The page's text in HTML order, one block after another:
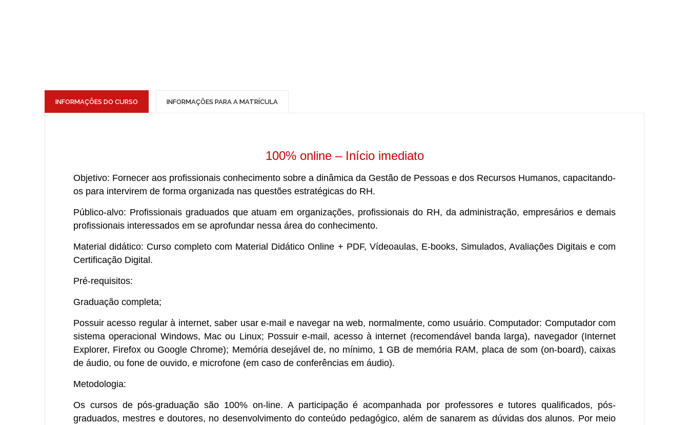
INFORMAÇÕES DO CURSO INFORMAÇÕES PARA A MATRÍCULA
100% online – Início imediato
Objetivo: Fornecer aos profissionais conhecimento sobre a dinâmica da Gestão de Pessoas e dos Recursos Humanos, capacitando-
os para intervirem de forma organizada nas questões estratégicas do RH.
Público-alvo: Profissionais graduados que atuam em organizações, profissionais do RH, da administração, empresários e demais
profissionais interessados em se aprofundar nessa área do conhecimento.
Material didático: Curso completo com Material Didático Online + PDF, Vídeoaulas, E-books, Simulados, Avaliações Digitais e com
Certificação Digital.
Pré-requisitos:
Graduação completa;
Possuir acesso regular à internet, saber usar e-mail e navegar na web, normalmente, como usuário. Computador: Computador com
sistema operacional Windows, Mac ou Linux; Possuir e-mail, acesso à internet (recomendável banda larga), navegador (Internet
Explorer, Firefox ou Google Chrome); Memória desejável de, no mínimo, 1 GB de memória RAM, placa de som (on-board), caixas
de áudio, ou fone de ouvido, e microfone (em caso de conferências em áudio).
Metodologia:
Os cursos de pós-graduação são 100% on-line. A participação é acompanhada por professores e tutores qualificados, pós-
graduados, mestres e doutores, no desenvolvimento do conteúdo pedagógico, além de sanarem as dúvidas dos alunos. Por meio